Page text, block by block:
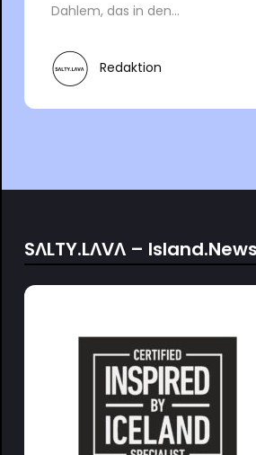
Dahlem, das in den...
Redaktion
SΛLTY.LΛVΛ –